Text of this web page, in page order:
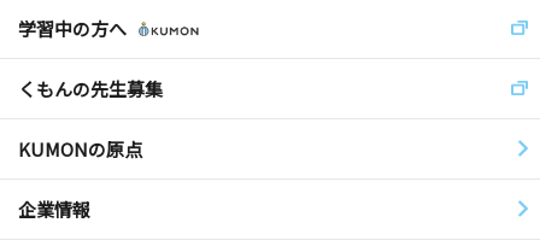
学習中の方へ
くもんの先生募集
KUMONの原点
企業情報